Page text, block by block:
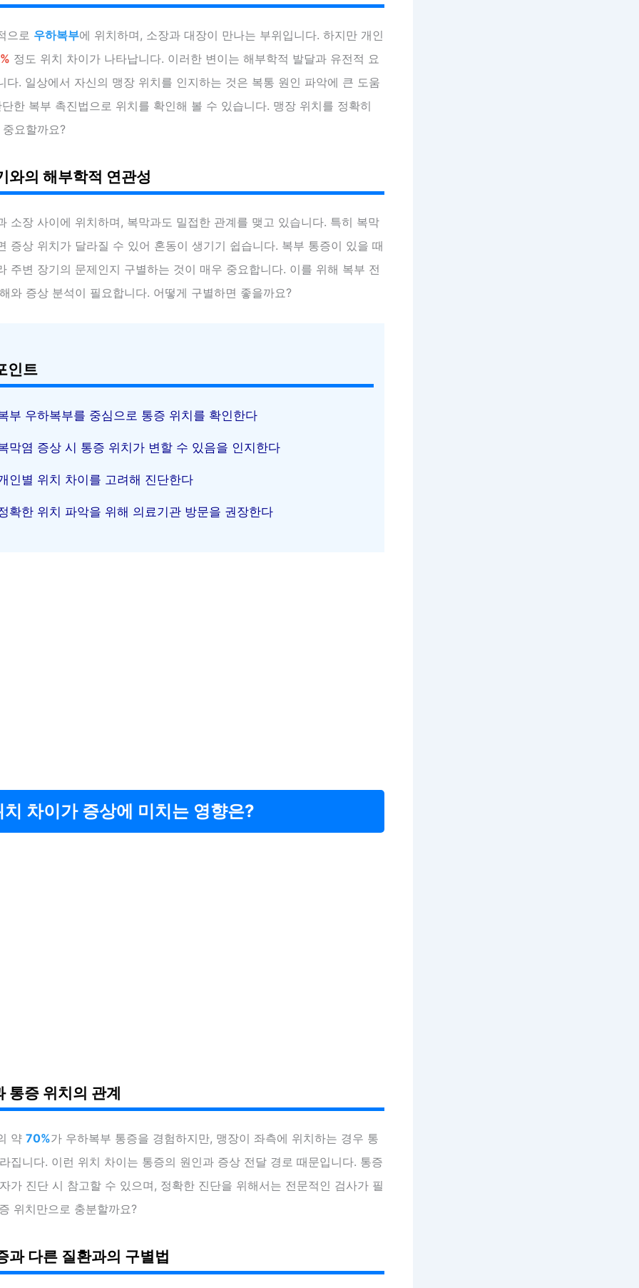
으로 우하복부에 위치하며, 소장과 대장이 만나는 부위입니다. 하지만 개인
정도 위치 차이가 나타납니다. 이러한 변이는 해부학적 발달과 유전적 요
다. 일상에서 자신의 맹장 위치를 인지하는 것은 복통 원인 파악에 큰 도움
한 복부 촉진법으로 위치를 확인해 볼 수 있습니다. 맹장 위치를 정확히
요할까요?
와의 해부학적 연관성
소장 사이에 위치하며, 복막과도 밀접한 관계를 맺고 있습니다. 특히 복막
증상 위치가 달라질 수 있어 혼동이 생기기 쉽습니다. 복부 통증이 있을 때
주변 장기의 문제인지 구별하는 것이 매우 중요합니다. 이를 위해 복부 전
와 증상 분석이 필요합니다. 어떻게 구별하면 좋을까요?
인트
부 우하복부를 중심으로 통증 위치를 확인한다
막염 증상 시 통증 위치가 변할 수 있음을 인지한다
인별 위치 차이를 고려해 진단한다
확한 위치 파악을 위해 의료기관 방문을 권장한다
치 차이가 증상에 미치는 영향은?
통증 위치의 관계
약 70%가 우하복부 통증을 경험하지만, 맹장이 좌측에 위치하는 경우 통
집니다. 이런 위치 차이는 통증의 원인과 증상 전달 경로 때문입니다. 통증
가 진단 시 참고할 수 있으며, 정확한 진단을 위해서는 전문적인 검사가 필
위치만으로 충분할까요?
과 다른 질환과의 구별법